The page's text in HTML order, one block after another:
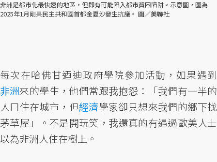
非洲是都市化最快速的地區，但即有可能陷入都市貧困陷阱。示意圖，圖為
2025年1月剛果民主共和國首都金夏沙發生抗議。 圖／美聯社
每次在哈佛甘迺迪政府學院參加活動，如果遇到
非洲來的學生，他們常跟我抱怨：「我們有一半的
人口住在城市，但經濟學家卻只想來我們的鄉下找
茅草屋」。不是開玩笑，我還真的有遇過歐美人士
以為非洲人住在樹上。